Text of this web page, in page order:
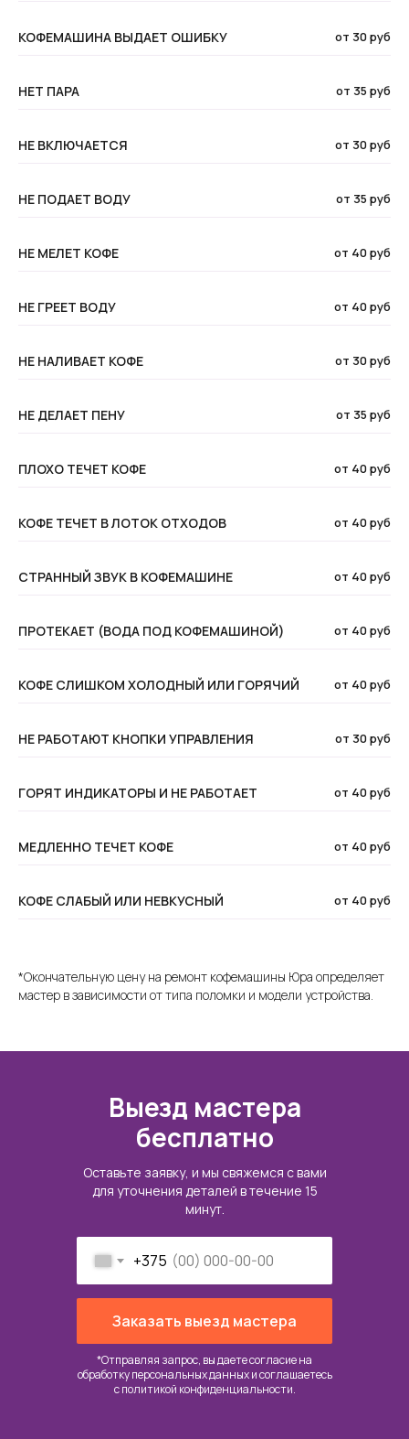
КОФЕМАШИНА ВЫДАЕТ ОШИБКУ от 30 руб
НЕТ ПАРА от 35 руб
НЕ ВКЛЮЧАЕТСЯ от 30 руб
НЕ ПОДАЕТ ВОДУ от 35 руб
НЕ МЕЛЕТ КОФЕ от 40 руб
НЕ ГРЕЕТ ВОДУ от 40 руб
НЕ НАЛИВАЕТ КОФЕ от 30 руб
НЕ ДЕЛАЕТ ПЕНУ от 35 руб
ПЛОХО ТЕЧЕТ КОФЕ от 40 руб
КОФЕ ТЕЧЕТ В ЛОТОК ОТХОДОВ от 40 руб
СТРАННЫЙ ЗВУК В КОФЕМАШИНЕ от 40 руб
ПРОТЕКАЕТ (ВОДА ПОД КОФЕМАШИНОЙ) от 40 руб
КОФЕ СЛИШКОМ ХОЛОДНЫЙ ИЛИ ГОРЯЧИЙ от 40 руб
НЕ РАБОТАЮТ КНОПКИ УПРАВЛЕНИЯ от 30 руб
ГОРЯТ ИНДИКАТОРЫ И НЕ РАБОТАЕТ от 40 руб
МЕДЛЕННО ТЕЧЕТ КОФЕ от 40 руб
КОФЕ СЛАБЫЙ ИЛИ НЕВКУСНЫЙ от 40 руб
*Окончательную цену на ремонт кофемашины Юра определяет
мастер в зависимости от типа поломки и модели устройства.
Оставьте заявку, и мы свяжемся с вами
для уточнения деталей в течение 15
минут.
Выезд мастера
бесплатно
*Отправляя запрос, вы даете согласие на
обработку персональных данных и соглашаетесь
cполитикой конфиденциальности.
+375
Заказать выезд мастера